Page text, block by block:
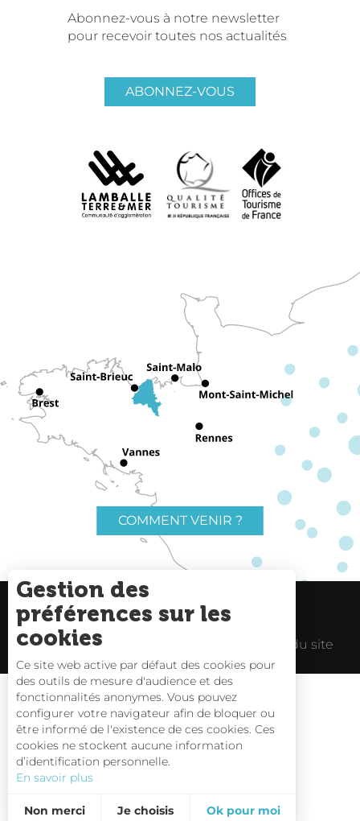
Abonnez-vous à notre newsletter
pour recevoir toutes nos actualités
ABONNEZ-VOUS
COMMENT VENIR ?
Charte du voyageur Liens utiles
Espace Pro Plan du site
Carte interactive
Gestion des
préférences sur les
cookies
Ce site web active par défaut des cookies pour
des outils de mesure d'audience et des
fonctionnalités anonymes. Vous pouvez
configurer votre navigateur afin de bloquer ou
être informé de l'existence de ces cookies. Ces
cookies ne stockent aucune information
d’identification personnelle.
En savoir plus
Non merci Je choisis Ok pour moi